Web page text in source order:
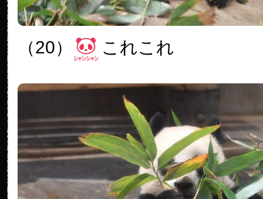
（20） これこれ